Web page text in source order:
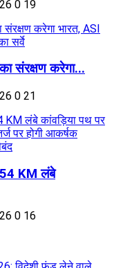
0 19
संरक्षण करेगा...
0 21
54 KM लंबे
0 16